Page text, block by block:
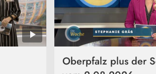
Oberpfalz plus der